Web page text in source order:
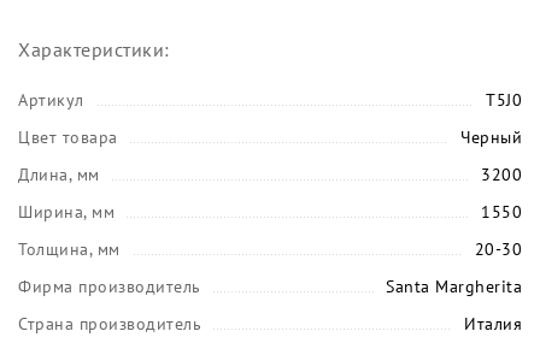
Характеристики:
Артикул
T5J0
Цвет товара
Черный
Длина, мм
3200
Ширина, мм
1550
Толщина, мм
20-30
Фирма производитель
Santa Margherita
Страна производитель
Италия